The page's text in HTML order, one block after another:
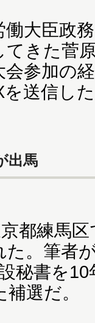
大臣政
てきた菅
参加の
送信し
出馬
都練馬区
た。筆者
秘書を10
選だ。